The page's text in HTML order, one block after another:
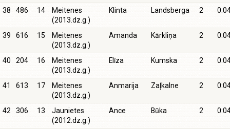
38 486 14
Meitenes
(2013.dz.g.)
Klinta Landsberga 2
39 616 15
Meitenes
(2013.dz.g.)
Amanda Kārkliņa 2
40 204 16
Meitenes
(2013.dz.g.)
Elīza Kumska 2
41 613 17
Meitenes
(2013.dz.g.)
Anmarija Zaļkalne 2
42 306 13
Jaunietes
(2012.dz.g.)
Ance Būka 2